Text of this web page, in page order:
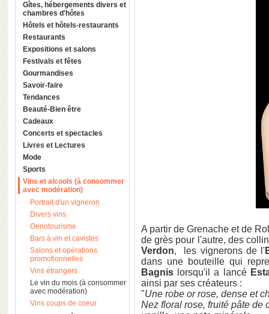
Gîtes, hébergements divers et
chambres d'hôtes
Hôtels et hôtels-restaurants
Restaurants
Expositions et salons
Festivals et fêtes
Gourmandises
Savoir-faire
Tendances
Beauté-Bien être
Cadeaux
Concerts et spectacles
Livres et Lectures
Mode
Sports
Vins et alcools (à consommer
avec modération)
Portrait d'un vigneron
Divers vins
Oenotourisme
Bars à vin et cavistes
Salons et opérations
promotionnelles
Vins étrangers
Le vin du mois (à consommer
avec modération)
Vins coups de coeur
A partir de Grenache et de
de grès pour l'autre, des
Verdon, les vignerons de l'
dans une bouteille qui
Bagnis lorsqu'il a lancé
ainsi par ses créateurs :
"Une robe or rose, dense et
Nez floral rose, fruité pâte de